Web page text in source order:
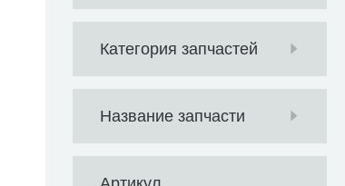
Категория запчастей
Название запчасти